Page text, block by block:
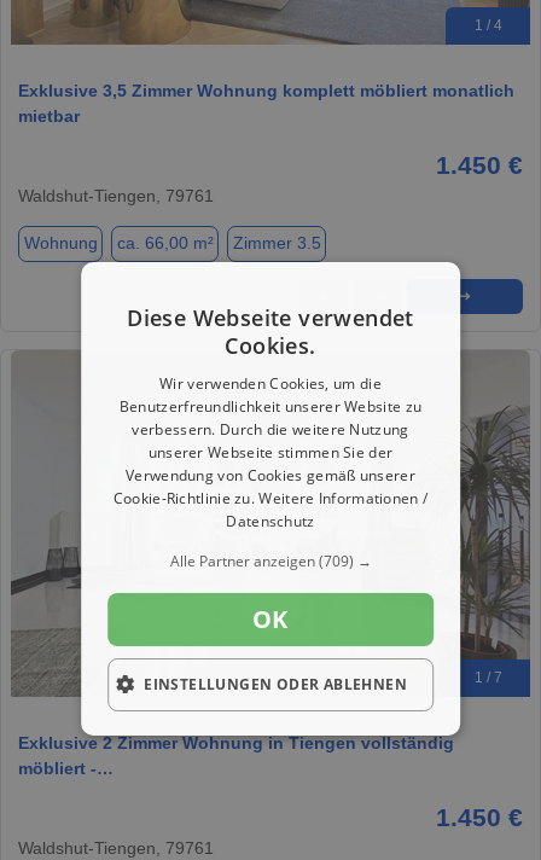
1 / 4
Exklusive 3,5 Zimmer Wohnung komplett möbliert monatlich
mietbar
1.450 €
Waldshut-Tiengen, 79761
Wohnung ca. 66,00 m² Zimmer 3.5
➜
1 / 7
Exklusive 2 Zimmer Wohnung in Tiengen vollständig
möbliert -…
1.450 €
Waldshut-Tiengen, 79761
Diese Webseite verwendet
Cookies.
Wir verwenden Cookies, um die
Benutzerfreundlichkeit unserer Website zu
verbessern. Durch die weitere Nutzung
unserer Webseite stimmen Sie der
Verwendung von Cookies gemäß unserer
Cookie-Richtlinie zu.Weitere Informationen /
Datenschutz
Alle Partner anzeigen(709) →
OK
EINSTELLUNGEN ODER ABLEHNEN